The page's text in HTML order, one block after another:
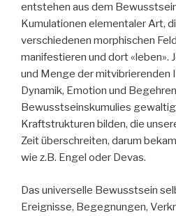
entstehen aus dem
Kumulationen elementaler Art,
verschiedenen morphischen
manifestieren und dort «leben».
und Menge der mitvibrierenden
Dynamik, Emotion und
Bewusstseinskumulies
Kraftstrukturen bilden, die
Zeit überschreiten, darum
wie z.B. Engel oder Devas.
Das universelle Bewusstsein
Ereignisse, Begegnungen,